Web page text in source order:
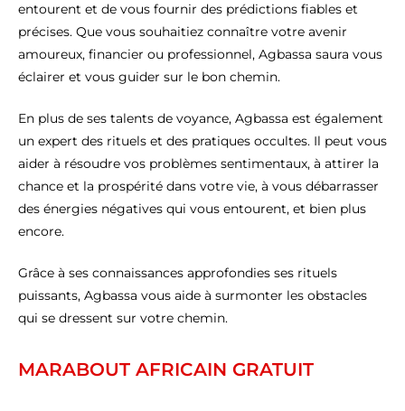
entourent et de vous fournir des prédictions fiables et
précises. Que vous souhaitiez connaître votre avenir
amoureux, financier ou professionnel, Agbassa saura vous
éclairer et vous guider sur le bon chemin.
En plus de ses talents de voyance, Agbassa est également
un expert des rituels et des pratiques occultes. Il peut vous
aider à résoudre vos problèmes sentimentaux, à attirer la
chance et la prospérité dans votre vie, à vous débarrasser
des énergies négatives qui vous entourent, et bien plus
encore.
Grâce à ses connaissances approfondies ses rituels
puissants, Agbassa vous aide à surmonter les obstacles
qui se dressent sur votre chemin.
MARABOUT AFRICAIN GRATUIT